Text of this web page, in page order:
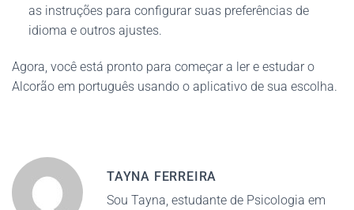
as instruções para configurar suas preferências de
idioma e outros ajustes.
Agora, você está pronto para começar a ler e estudar o
Alcorão em português usando o aplicativo de sua escolha.
TAYNA FERREIRA
Sou Tayna, estudante de Psicologia em